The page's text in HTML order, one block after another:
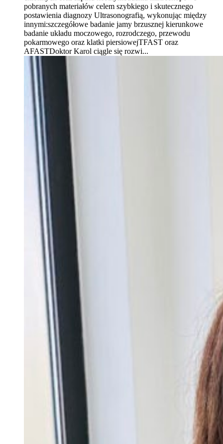
pobranych materiałów celem szybkiego i skutecznego
postawienia diagnozy Ultrasonografią, wykonując między
innymi:szczegółowe badanie jamy brzusznej kierunkowe
badanie układu moczowego, rozrodczego, przewodu
pokarmowego oraz klatki piersiowejTFAST oraz
AFASTDoktor Karol ciągle się rozwi...